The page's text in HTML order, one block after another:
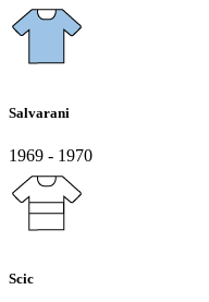
Salvarani
1969 - 1970
Scic